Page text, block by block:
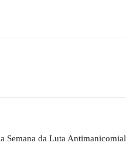
Semana da Luta Antimanicomial